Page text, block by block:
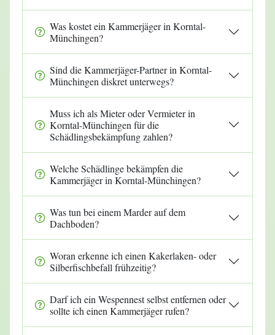
Was kostet ein Kammerjäger in Korntal-
Münchingen?
Sind die Kammerjäger-Partner in Korntal-
Münchingen diskret unterwegs?
Muss ich als Mieter oder Vermieter in
Korntal-Münchingen für die
Schädlingsbekämpfung zahlen?
Welche Schädlinge bekämpfen die
Kammerjäger in Korntal-Münchingen?
Was tun bei einem Marder auf dem
Dachboden?
Woran erkenne ich einen Kakerlaken- oder
Silberfischbefall frühzeitig?
Darf ich ein Wespennest selbst entfernen oder
sollte ich einen Kammerjäger rufen?